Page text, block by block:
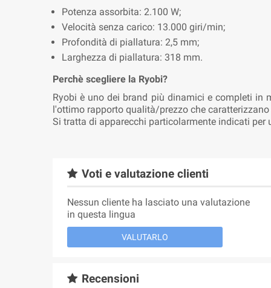
Potenza assorbita: 2.100 W;
Velocità senza carico: 13.000 giri/min;
Profondità di piallatura: 2,5 mm;
Larghezza di piallatura: 318 mm.
Perchè scegliere la Ryobi?
Ryobi è uno dei brand più dinamici e completi
l'ottimo rapporto qualità/prezzo che
Si tratta di apparecchi particolarmente indicati per
Voti e valutazione clienti
Nessun cliente ha lasciato una valutazione
in questa lingua
VALUTARLO
Recensioni